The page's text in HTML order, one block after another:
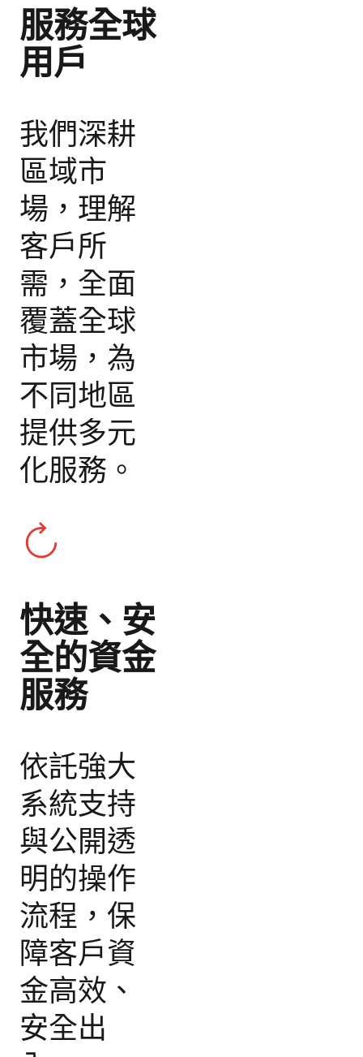
服務全球
用戶
我們深耕
區域市
場，理解
客戶所
需，全面
覆蓋全球
市場，為
不同地區
提供多元
化服務。
快速、安
全的資金
服務
依託強大
系統支持
與公開透
明的操作
流程，保
障客戶資
金高效、
安全出